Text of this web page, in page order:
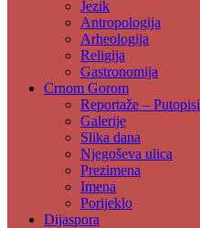
Jezik
Antropologija
Arheologija
Religija
Gastronomija
Crnom Gorom
Reportaže – Putopisi
Galerije
Slika dana
Njegoševa ulica
Prezimena
Imena
Porijeklo
Dijaspora